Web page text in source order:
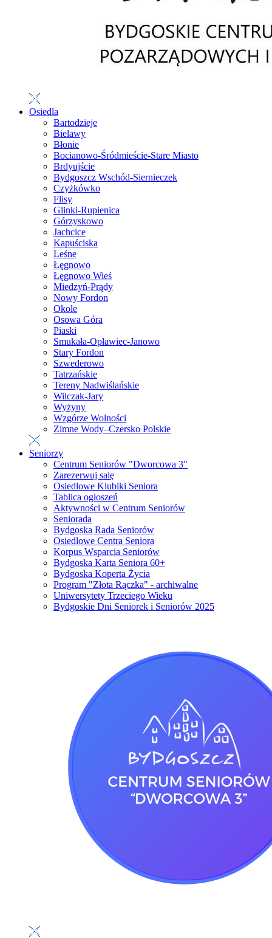
Osiedla
Bartodzieje
Bielawy
Błonie
Bocianowo-Śródmieście-Stare Miasto
Brdyujście
Bydgoszcz Wschód-Siernieczek
Czyżkówko
Flisy
Glinki-Rupienica
Górzyskowo
Jachcice
Kapuściska
Leśne
Łęgnowo
Łęgnowo Wieś
Miedzyń-Prądy
Nowy Fordon
Okole
Osowa Góra
Piaski
Smukała-Opławiec-Janowo
Stary Fordon
Szwederowo
Tatrzańskie
Tereny Nadwiślańskie
Wilczak-Jary
Wyżyny
Wzgórze Wolności
Zimne Wody–Czersko Polskie
Seniorzy
Centrum Seniorów "Dworcowa 3"
Zarezerwuj salę
Osiedlowe Klubiki Seniora
Tablica ogłoszeń
Aktywności w Centrum Seniorów
Seniorada
Bydgoska Rada Seniorów
Osiedlowe Centra Seniora
Korpus Wsparcia Seniorów
Bydgoska Karta Seniora 60+
Bydgoska Koperta Życia
Program "Złota Rączka" - archiwalne
Uniwersytety Trzeciego Wieku
Bydgoskie Dni Seniorek i Seniorów 2025